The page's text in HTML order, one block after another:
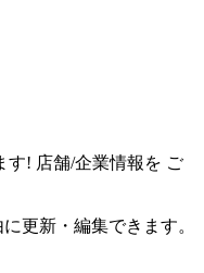
す! 店舗/企業情報を ご
更新・編集できます。